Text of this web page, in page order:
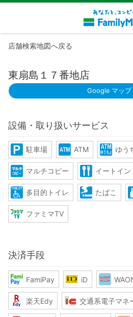
店舗検索地図へ戻る
東扇島１７番地店
Google マップ
設備・取り扱いサービス
駐車場 ATM ゆう
マルチコピー イートイン
多目的トイレ たばこ
ファミマTV
決済手段
FamiPay iD
楽天Edy 交通系電子マネ